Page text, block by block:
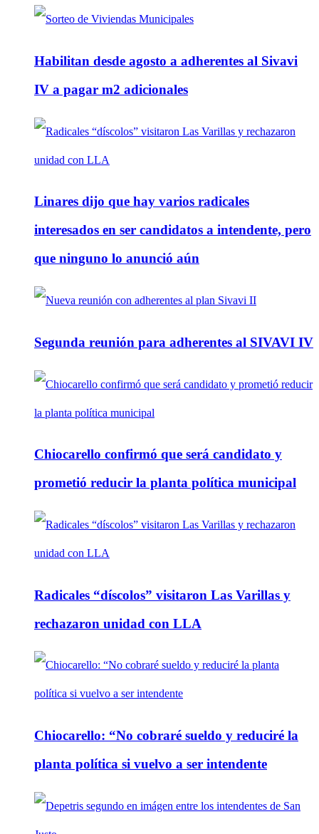
Habilitan desde agosto a adherentes al Sivavi
IV a pagar m2 adicionales
Linares dijo que hay varios radicales
interesados en ser candidatos a intendente, pero
que ninguno lo anunció aún
Segunda reunión para adherentes al SIVAVI IV
Chiocarello confirmó que será candidato y
prometió reducir la planta política municipal
Radicales “díscolos” visitaron Las Varillas y
rechazaron unidad con LLA
Chiocarello: “No cobraré sueldo y reduciré la
planta política si vuelvo a ser intendente